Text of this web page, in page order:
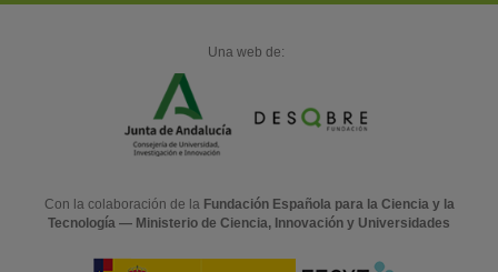
Una web de:
Con la colaboración de la Fundación Española para la Ciencia y la
Tecnología — Ministerio de Ciencia, Innovación y Universidades